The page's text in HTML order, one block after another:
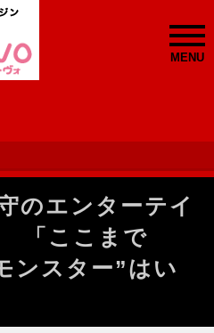
MENU
のエンターテイ
「ここまで
ンスター”はい